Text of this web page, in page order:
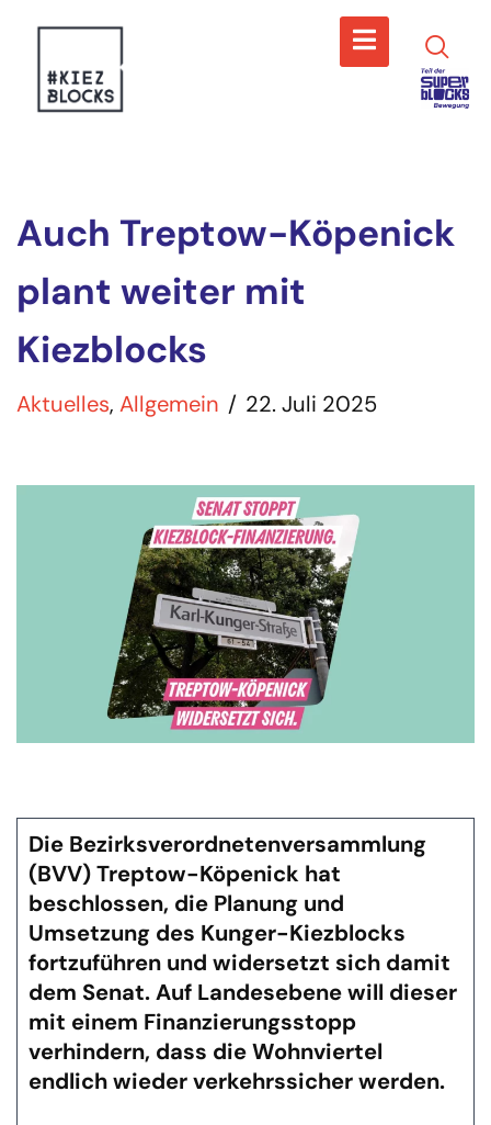
Zum
Inhalt
Auch Treptow-Köpenick
plant weiter mit
Kiezblocks
Aktuelles, Allgemein 22. Juli 2025
Die Bezirksverordnetenversammlung
(BVV) Treptow-Köpenick hat
beschlossen, die Planung und
Umsetzung des Kunger-Kiezblocks
fortzuführen und widersetzt sich damit
dem Senat. Auf Landesebene will dieser
mit einem Finanzierungsstopp
verhindern, dass die Wohnviertel
endlich wieder verkehrssicher werden.